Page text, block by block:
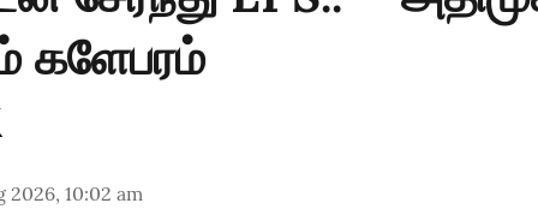
களேபரம்
2026, 10:02 am